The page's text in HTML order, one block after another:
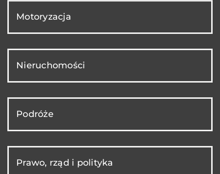
Motoryzacja
Nieruchomości
Podróże
Prawo, rząd i polityka